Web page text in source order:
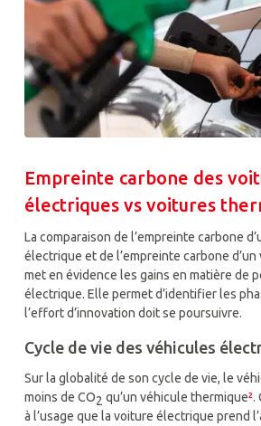
Empreinte carbone des
électriques vs voitures
La comparaison de l’empreinte carbone
électrique et de l’empreinte carbone
met en évidence les gains en matière de
électrique. Elle permet d’identifier les
l’effort d’innovation doit se poursuivre.
Cycle de vie des véhicules
Sur la globalité de son cycle de vie, le
moins de CO2 qu’un véhicule thermique².
à l’usage que la voiture électrique prend